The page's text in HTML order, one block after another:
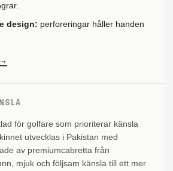
design: perforeringar håller handen
för golfare som prioriterar känsla
utvecklas i Pakistan med
av premiumcabretta från
mjuk och följsam känsla till ett mer